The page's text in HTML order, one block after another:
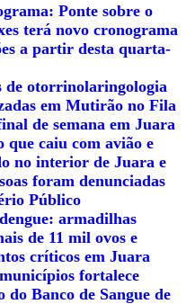
Ponte sobre o
terá novo cronograma
a partir desta quarta-
de otorrinolaringologia
em Mutirão no Fila
de semana em Juara
que caiu com avião e
no interior de Juara e
foram denunciadas
Público
armadilhas
de 11 mil ovos e
críticos em Juara
fortalece
do Banco de Sangue de